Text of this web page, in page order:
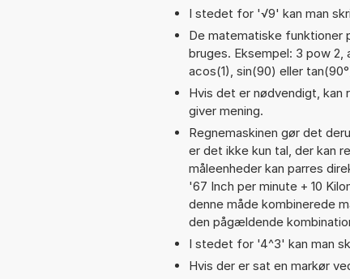
I stedet for '√9' kan man
De matematiske funktioner
bruges. Eksempel: 3 pow 2,
acos(1), sin(90) eller
Hvis det er nødvendigt,
giver mening.
Regnemaskinen gør det
er det ikke kun tal, der kan
måleenheder kan parres
'67 Inch per minute + 10
denne måde kombinerede
den pågældende
I stedet for '4^3' kan man
Hvis der er sat en markør